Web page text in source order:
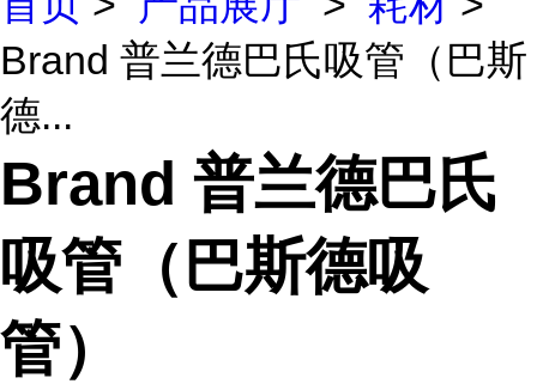
Brand 普兰德巴氏吸管（巴斯
德...
Brand 普兰德巴氏
吸管（巴斯德吸
管）